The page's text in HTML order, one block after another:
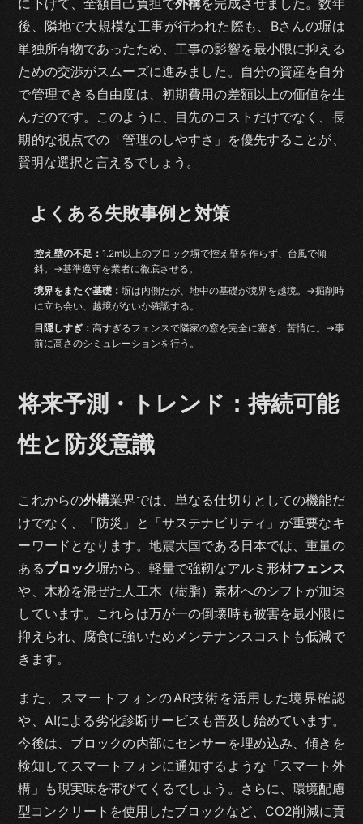
後、隣地で大規模な工事が行われた際も、Bさんの塀は
単独所有物であったため、工事の影響を最小限に抑える
ための交渉がスムーズに進みました。自分の資産を自分
で管理できる自由度は、初期費用の差額以上の価値を生
んだのです。このように、目先のコストだけでなく、長
期的な視点での「管理のしやすさ」を優先することが、
賢明な選択と言えるでしょう。
よくある失敗事例と対策
控え壁の不足：1.2m以上のブロック塀で控え壁を作らず、台風で傾
斜。→基準遵守を業者に徹底させる。
境界をまたぐ基礎：塀は内側だが、地中の基礎が境界を越境。→掘削時
に立ち会い、越境がないか確認する。
目隠しすぎ：高すぎるフェンスで隣家の窓を完全に塞ぎ、苦情に。→事
前に高さのシミュレーションを行う。
将来予測・トレンド：持続可能
性と防災意識
これからの外構業界では、単なる仕切りとしての機能だ
けでなく、「防災」と「サステナビリティ」が重要なキ
ーワードとなります。地震大国である日本では、重量の
あるブロック塀から、軽量で強靭なアルミ形材フェンス
や、木粉を混ぜた人工木（樹脂）素材へのシフトが加速
しています。これらは万が一の倒壊時も被害を最小限に
抑えられ、腐食に強いためメンテナンスコストも低減で
きます。
また、スマートフォンのAR技術を活用した境界確認
や、AIによる劣化診断サービスも普及し始めています。
今後は、ブロックの内部にセンサーを埋め込み、傾きを
検知してスマートフォンに通知するような「スマート外
構」も現実味を帯びてくるでしょう。さらに、環境配慮
型コンクリートを使用したブロックなど、CO2削減に貢